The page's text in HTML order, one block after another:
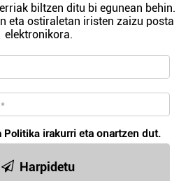
biltzen ditu bi egunean behin.
eta ostiraletan iristen zaizu posta
elektronikora.
Politika irakurri eta onartzen dut.
Harpidetu